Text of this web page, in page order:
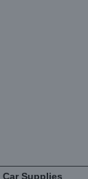
Supplies